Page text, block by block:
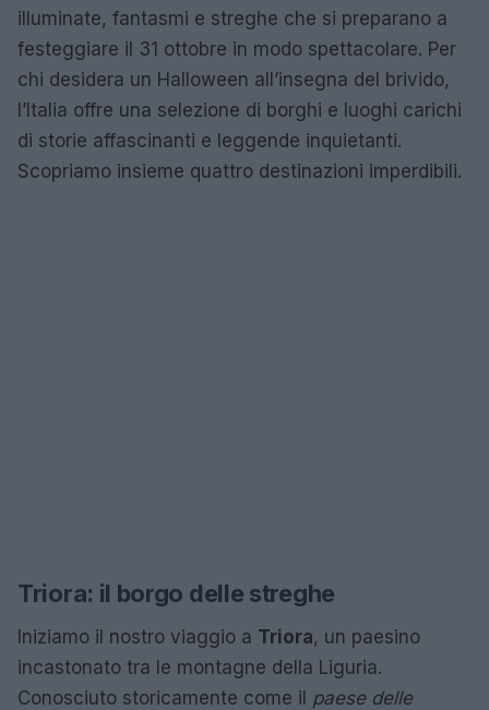
illuminate, fantasmi e streghe che si preparano a
festeggiare il 31 ottobre in modo spettacolare. Per
chi desidera un Halloween all’insegna del brivido,
l’Italia offre una selezione di borghi e luoghi carichi
di storie affascinanti e leggende inquietanti.
Scopriamo insieme quattro destinazioni imperdibili.
Triora: il borgo delle streghe
Iniziamo il nostro viaggio a Triora, un paesino
incastonato tra le montagne della Liguria.
Conosciuto storicamente come il paese delle